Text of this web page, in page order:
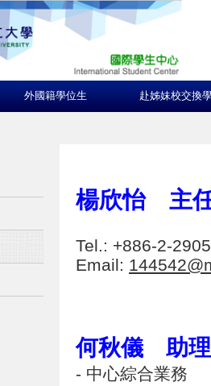
外國籍學位生 赴姊妹校交換
楊欣怡 主
Tel.: +886-2-
Email:
何秋儀 助理
- 中心綜合業務